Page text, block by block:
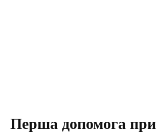
Перша допомога при